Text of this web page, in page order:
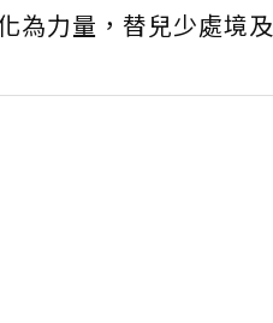
為力量，替兒少處境